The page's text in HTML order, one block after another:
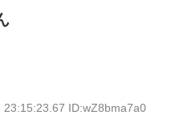
23:15:23.67 ID:wZ8bma7a0